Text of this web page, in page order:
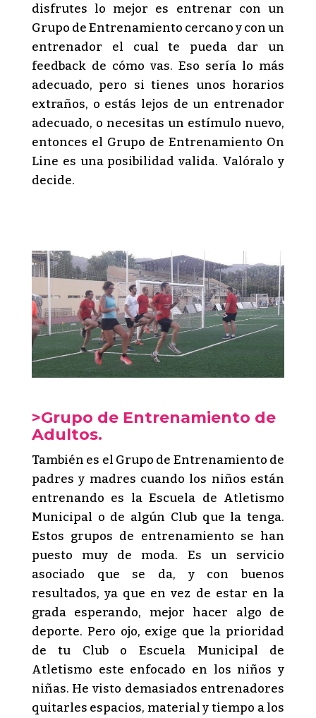
disfrutes lo mejor es entrenar con un
Grupo de Entrenamiento cercano y con un
entrenador el cual te pueda dar un
feedback de cómo vas. Eso sería lo más
adecuado, pero si tienes unos horarios
extraños, o estás lejos de un entrenador
adecuado, o necesitas un estímulo nuevo,
entonces el Grupo de Entrenamiento On
Line es una posibilidad valida. Valóralo y
decide.
>Grupo de Entrenamiento de
Adultos.
También es el Grupo de Entrenamiento de
padres y madres cuando los niños están
entrenando es la Escuela de Atletismo
Municipal o de algún Club que la tenga.
Estos grupos de entrenamiento se han
puesto muy de moda. Es un servicio
asociado que se da, y con buenos
resultados, ya que en vez de estar en la
grada esperando, mejor hacer algo de
deporte. Pero ojo, exige que la prioridad
de tu Club o Escuela Municipal de
Atletismo este enfocado en los niños y
niñas. He visto demasiados entrenadores
quitarles espacios, material y tiempo a los